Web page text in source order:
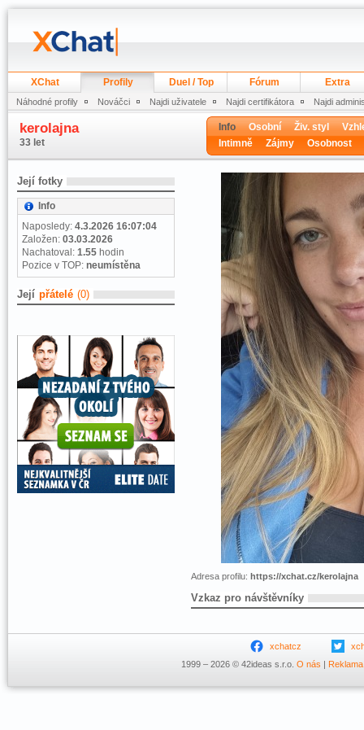
XChat Profily Duel / Top Fórum Extra
Náhodné profily Nováčci Najdi uživatele Najdi certifikátora Najdi
kerolajna
33 let
Info Osobní Živ. styl
Intimně
Zájmy Osobnost
Její fotky
Info
Naposledy: 4.3.2026 16:07:04
Založen: 03.03.2026
Nachatoval: 1.55 hodin
Pozice v TOP: neumístěna
Její přátelé (0)
Adresa profilu: https://xchat.cz/kerolajna
Vzkaz pro návštěvníky
xchatcz
1999 – 2026 © 42ideas s.r.o. O nás | Reklama